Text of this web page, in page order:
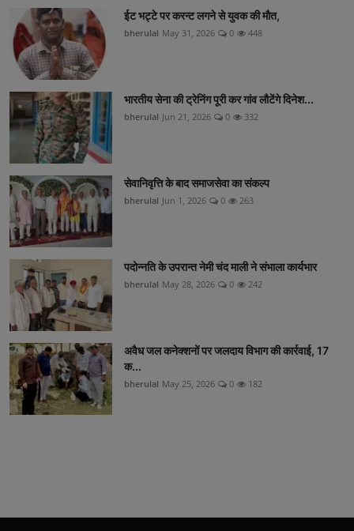
ईट भट्टे पर करन्ट लगने से युवक की मौत,
bherulal May 31, 2026 0 448
भारतीय सेना की ट्रेनिंग पूरी कर गांव लौटेंगे दिनेश...
bherulal Jun 21, 2026 0 332
सेवानिवृत्ति के बाद समाजसेवा का संकल्प
bherulal Jun 1, 2026 0 263
पदोन्नति के उपरान्त नेमी चंद माली ने संभाला कार्यभार
bherulal May 28, 2026 0 242
अवैध जल कनेक्शनों पर जलदाय विभाग की कार्रवाई, 17
क...
bherulal May 25, 2026 0 182